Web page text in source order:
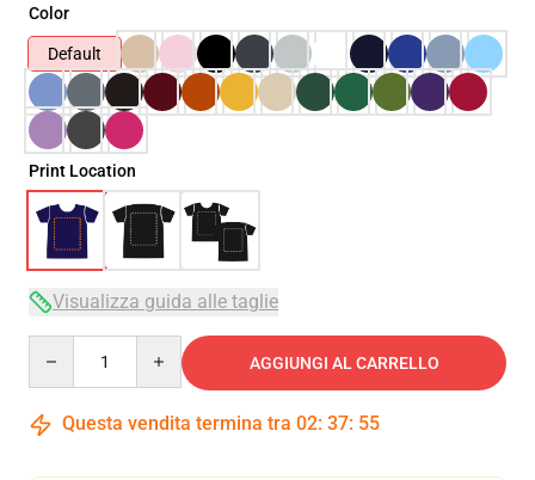
Color
Default
Print Location
Visualizza guida alle taglie
AGGIUNGI AL CARRELLO
Questa vendita termina tra 02: 37: 54